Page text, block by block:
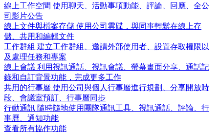
線上工作空間 使用聊天、活動事項動能、評論、回應、全公
司影片公告
線上文件與檔案存儲 使用公司雲碟，與同事輕鬆在線上存
儲、共用和編輯文件
工作群組 建立工作群組、邀請外部使用者、設置存取權限以
及處理任務和專案
線上會議 利用視訊通話、視訊會議、螢幕畫面分享、通話記
錄和自訂背景功能，完成更多工作
共用的行事曆 使用公司與個人行事曆進行規劃、分享開放時
段、會議室預訂、行事曆同步
行動通訊 隨時隨地使用團隊通訊工具、視訊通話、評論、行
事曆、通知功能
查看所有協作功能